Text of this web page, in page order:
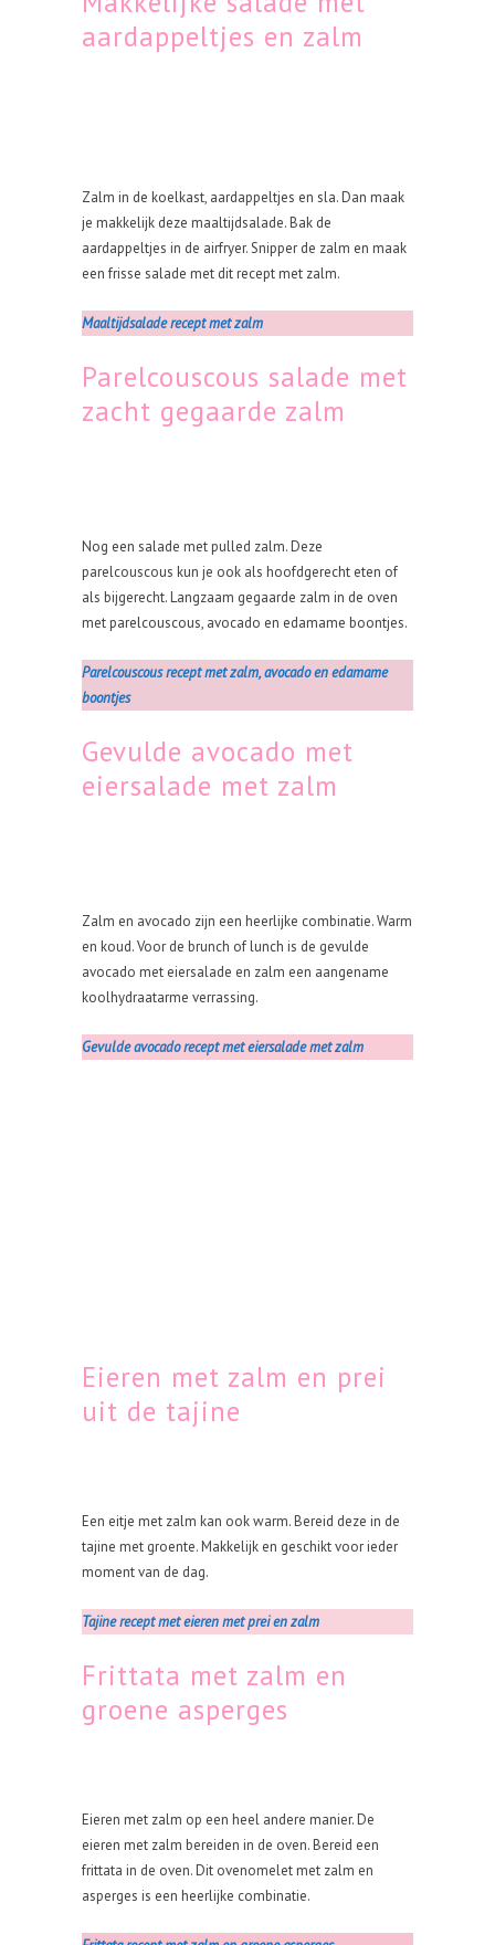
aardappeltjes en zalm
Zalm in de koelkast, aardappeltjes en sla. Dan maak
je makkelijk deze maaltijdsalade. Bak de
aardappeltjes in de airfryer. Snipper de zalm en maak
een frisse salade met dit recept met zalm.
Maaltijdsalade recept met zalm
Parelcouscous salade met
zacht gegaarde zalm
Nog een salade met pulled zalm. Deze
parelcouscous kun je ook als hoofdgerecht eten of
als bijgerecht. Langzaam gegaarde zalm in de oven
met parelcouscous, avocado en edamame boontjes.
Parelcouscous recept met zalm, avocado en edamame
boontjes
Gevulde avocado met
eiersalade met zalm
Zalm en avocado zijn een heerlijke combinatie. Warm
en koud. Voor de brunch of lunch is de gevulde
avocado met eiersalade en zalm een aangename
koolhydraatarme verrassing.
Gevulde avocado recept met eiersalade met zalm
Eieren met zalm en prei
uit de tajine
Een eitje met zalm kan ook warm. Bereid deze in de
tajine met groente. Makkelijk en geschikt voor ieder
moment van de dag.
Tajine recept met eieren met prei en zalm
Frittata met zalm en
groene asperges
Eieren met zalm op een heel andere manier. De
eieren met zalm bereiden in de oven. Bereid een
frittata in de oven. Dit ovenomelet met zalm en
asperges is een heerlijke combinatie.